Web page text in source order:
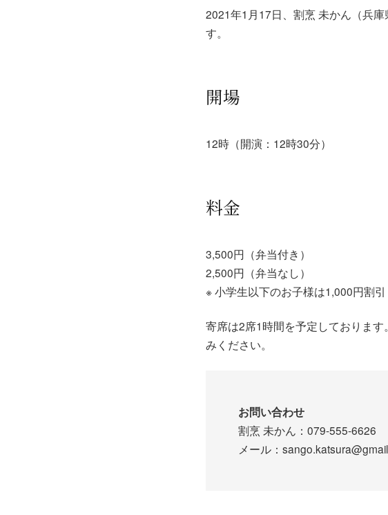
2021年1月17日、割烹 未かん（兵
す。
開場
12時（開演：12時30分）
料金
3,500円（弁当付き）
2,500円（弁当なし）
※ 小学生以下のお子様は1,000円割引
寄席は2席1時間を予定しておりま
みください。
お問い合わせ
割烹 未かん：079-555-6626
メール：